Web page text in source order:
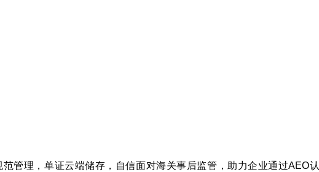
管理，单证云端储存，自信面对海关事后监管，助力企业通过AEO认